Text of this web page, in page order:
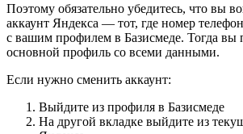
Поэтому обязательно убедитесь, что вы
аккаунт Яндекса — тот, где номер
с вашим профилем в Базисмеде. Тогда вы
основной профиль со всеми данными.
Если нужно сменить аккаунт:
Выйдите из профиля в Базисмеде
На другой вкладке выйдите из